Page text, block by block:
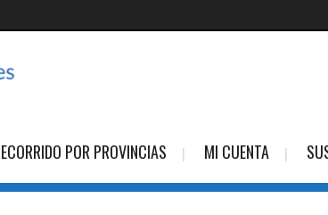
POR PROVINCIAS MI CUENTA